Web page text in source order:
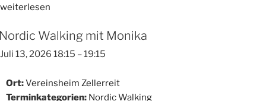
„Lauftreff“
weiterlesen
Walking mit Monika
Juli 13, 2026 18:15 –19:15
Ort:Vereinsheim Zellerreit
Terminkategorien: Nordic Walking